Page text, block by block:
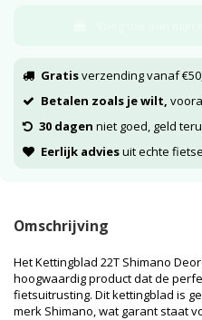
Gratisverzending vanaf
Betalen zoals je wilt,
30 dagen niet goed, geld
Eerlijk adviesuit echte
Omschrijving
Het Kettingblad 22T Shimano
hoogwaardig product dat de
fietsuitrusting. Dit kettingblad is
merk Shimano, wat garant staat